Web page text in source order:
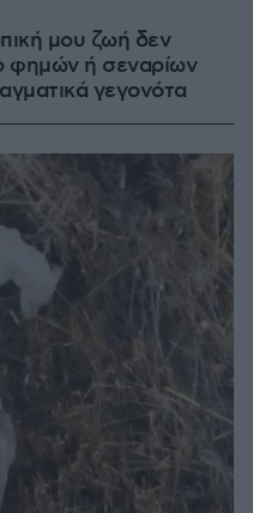
μου ζωή δεν
φημών ή σεναρίων
γεγονότα